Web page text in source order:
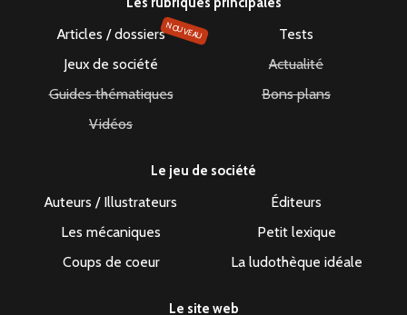
Articles / dossiersNOUVEAU
Tests
Jeux de société
Actualité
Guides thématiques
Bons plans
Vidéos
Le jeu de société
Auteurs / Illustrateurs
Éditeurs
Les mécaniques
Petit lexique
Coups de coeur
La ludothèque idéale
Le site web